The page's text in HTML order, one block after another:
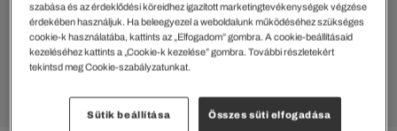
szabása és az érdeklődési köreidhez igazított marketingtevékenységek végzése
érdekében használjuk. Ha beleegyezel a weboldalunk működéséhez szükséges
cookie-k használatába, kattints az „Elfogadom” gombra. A cookie-beállításaid
kezeléséhez kattints a „Cookie-k kezelése” gombra. További részletekért
tekintsd meg Cookie-szabályzatunkat.
Sütik beállítása Összes süti elfogadása